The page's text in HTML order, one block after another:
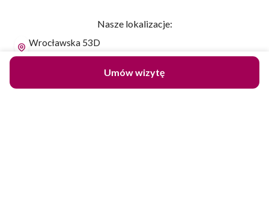
Nasze lokalizacje:
Wrocławska 53D
30-006 Kraków
25-018 Kielce
Umów wizytę